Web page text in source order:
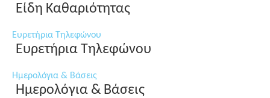
Είδη Καθαριότητας
Ευρετήρια Τηλεφώνου
Ευρετήρια Τηλεφώνου
Ημερολόγια & Βάσεις
Ημερολόγια & Βάσεις